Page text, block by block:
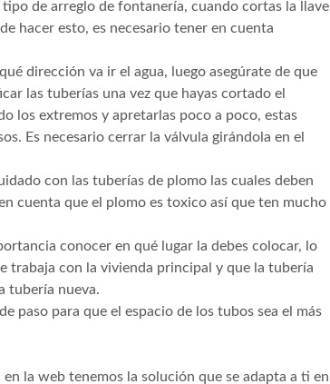
de arreglo de fontanería, cuando cortas la llave
hacer esto, es necesario tener en cuenta
dirección va ir el agua, luego asegúrate de que
las tuberías una vez que hayas cortado el
los extremos y apretarlas poco a poco, estas
Es necesario cerrar la válvula girándola en el
con las tuberías de plomo las cuales deben
cuenta que el plomo es toxico así que ten mucho
conocer en qué lugar la debes colocar, lo
trabaja con la vivienda principal y que la tubería
tubería nueva.
paso para que el espacio de los tubos sea el más
la web tenemos la solución que se adapta a ti en